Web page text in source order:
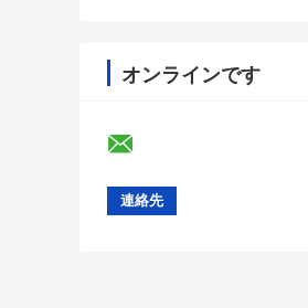
オンラインです